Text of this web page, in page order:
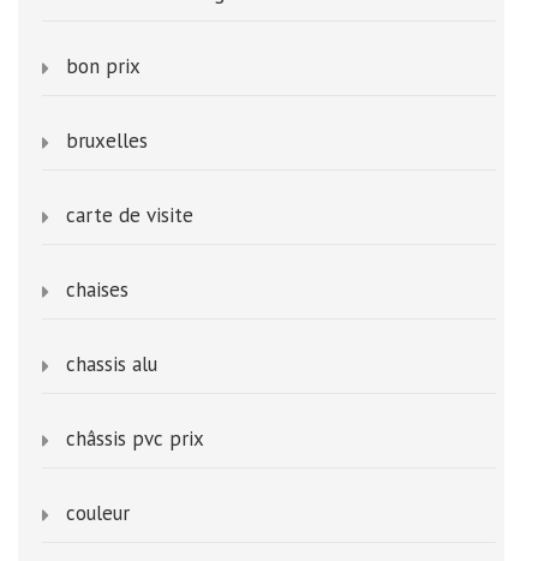
bon prix
bruxelles
carte de visite
chaises
chassis alu
châssis pvc prix
couleur